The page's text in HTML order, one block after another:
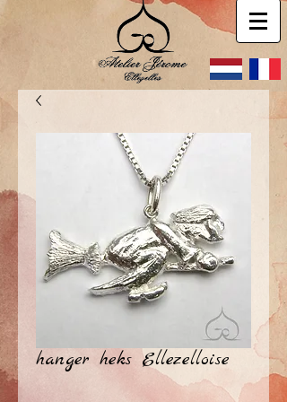
hanger heks Ellezelloise